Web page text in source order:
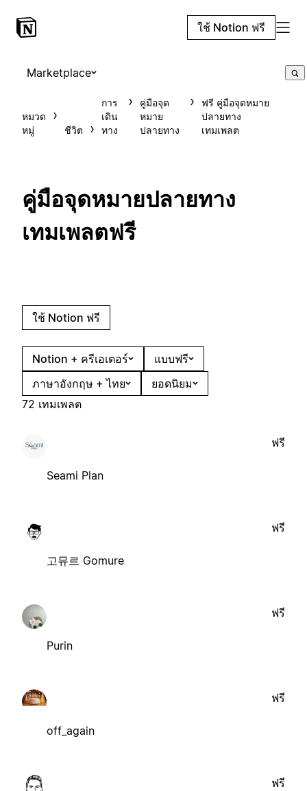
ใช้ Notion ฟรี
Marketplace
หมวด
หมู่
ชีวิต
การ
เดิน
ทาง
คู่มือจุด
หมาย
ปลายทาง
ฟรี คู่มือจุดหมาย
ปลายทาง
เทมเพลต
คู่มือจุดหมายปลายทาง
เทมเพลตฟรี
ใช้ Notion ฟรี
Notion + ครีเอเตอร์
แบบฟรี
ภาษาอังกฤษ + ไทย
ยอดนิยม
72 เทมเพลต
Seami Plan
ฟรี
고뮤르 Gomure
ฟรี
Purin
ฟรี
off_again
ฟรี
ฟรี